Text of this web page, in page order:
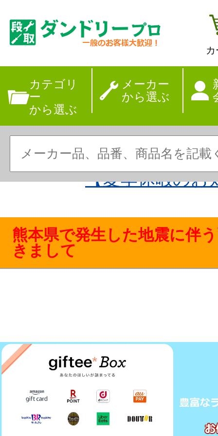
カテゴリ
ー
から選ぶ
メーカー
から選ぶ
【夏季休暇のお
熊本県で発生した地震に伴
きまして